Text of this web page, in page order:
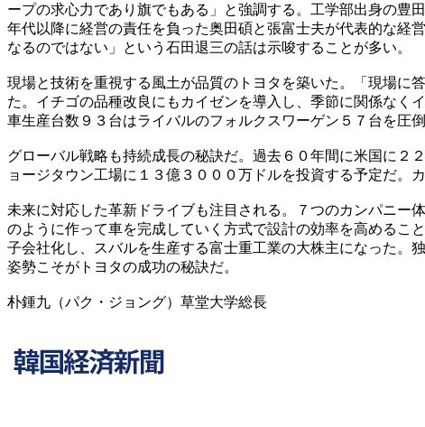
ープの求心力であり旗でもある」と強調する。工学部出身の豊
年代以降に経営の責任を負った奥田碩と張富士夫が代表的な経
なるのではない」という石田退三の話は示唆することが多い。
現場と技術を重視する風土が品質のトヨタを築いた。「現場に
た。イチゴの品種改良にもカイゼンを導入し、季節に関係なく
車生産台数９３台はライバルのフォルクスワーゲン５７台を圧
グローバル戦略も持続成長の秘訣だ。過去６０年間に米国に２
ョージタウン工場に１３億３０００万ドルを投資する予定だ。
未来に対応した革新ドライブも注目される。７つのカンパニー
のように作って車を完成していく方式で設計の効率を高めるこ
子会社化し、スバルを生産する富士重工業の大株主になった。
姿勢こそがトヨタの成功の秘訣だ。
朴鍾九（パク・ジョング）草堂大学総長